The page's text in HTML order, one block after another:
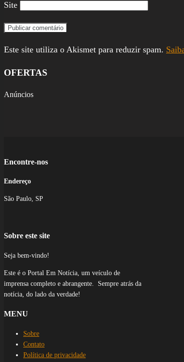
Site
Este site utiliza o Akismet para reduzir spam.
OFERTAS
Anúncios
Encontre-nos
Endereço
São Paulo, SP
Sobre este site
Seja bem-vindo!
Este é o Portal Em Notícia, um veículo de
imprensa completo e abrangente. Sempre atrás da
notícia, do lado da verdade!
MENU
Sobre
Contato
Política de privacidade